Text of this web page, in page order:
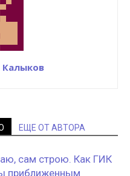
ЕЩЕ ОТ АВТОРА
сам строю. Как ГИК
приближенным